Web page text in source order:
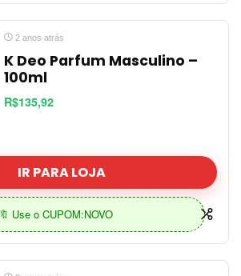
2 anos atrás
K Deo Parfum Masculino –
100ml
R$135,92
IR PARA LOJA
🔖 Use o CUPOM:NOVO